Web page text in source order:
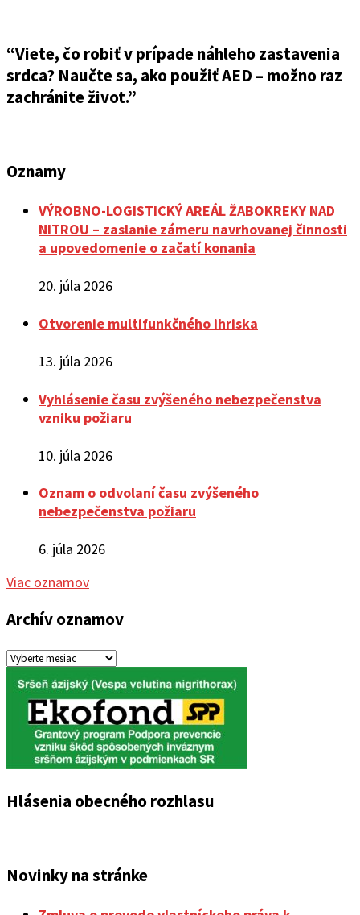
“Viete, čo robiť v prípade náhleho zastavenia
srdca? Naučte sa, ako použiť AED – možno raz
zachránite život.”
Oznamy
VÝROBNO-LOGISTICKÝ AREÁL ŽABOKREKY NAD
NITROU – zaslanie zámeru navrhovanej činnosti
a upovedomenie o začatí konania
20. júla 2026
Otvorenie multifunkčného ihriska
13. júla 2026
Vyhlásenie času zvýšeného nebezpečenstva
vzniku požiaru
10. júla 2026
Oznam o odvolaní času zvýšeného
nebezpečenstva požiaru
6. júla 2026
Viac oznamov
Archív oznamov
Archív
Hlásenia obecného rozhlasu
Novinky na stránke